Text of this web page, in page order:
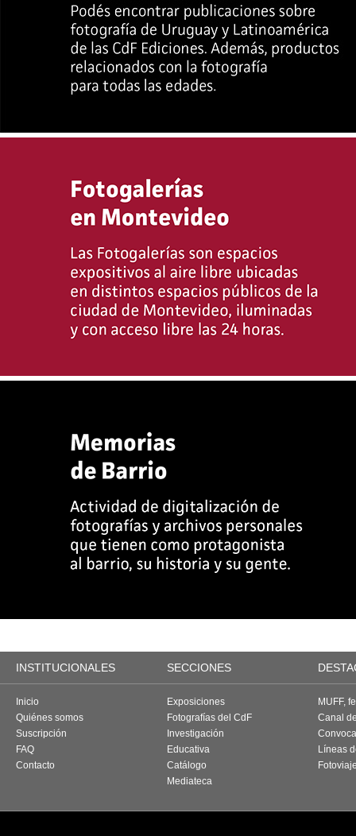
INSTITUCIONALES SECCIONES
Inicio
Quiénes somos
Suscripción
FAQ
Contacto
Exposiciones
Fotografías del CdF
Investigación
Educativa
Catálogo
Mediateca
MUFF,
Canal
Líneas